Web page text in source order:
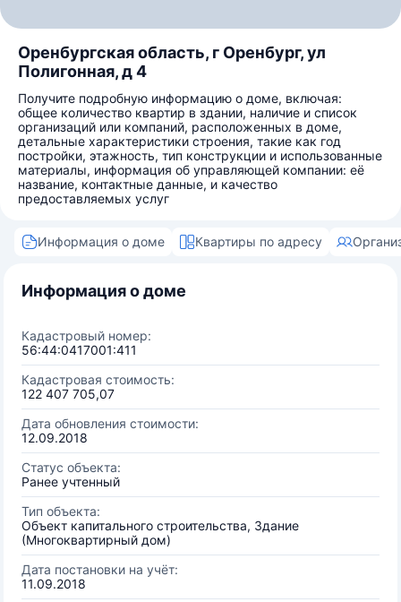
Оренбургская область, г Оренбург, ул
Полигонная, д 4
Получите подробную информацию о доме, включая:
общее количество квартир в здании, наличие и список
организаций или компаний, расположенных в доме,
детальные характеристики строения, такие как год
постройки, этажность, тип конструкции и использованные
материалы, информация об управляющей компании: её
название, контактные данные, и качество
предоставляемых услуг
Информация о доме Квартиры по адресу
Информация о доме
Кадастровый номер:
56:44:0417001:411
Кадастровая стоимость:
122 407 705,07
Дата обновления стоимости:
12.09.2018
Статус объекта:
Ранее учтенный
Тип объекта:
Объект капитального строительства, Здание
(Многоквартирный дом)
Дата постановки на учёт:
11.09.2018